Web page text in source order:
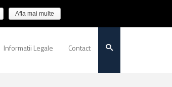
Informatii Legale Contact
Afla mai multe